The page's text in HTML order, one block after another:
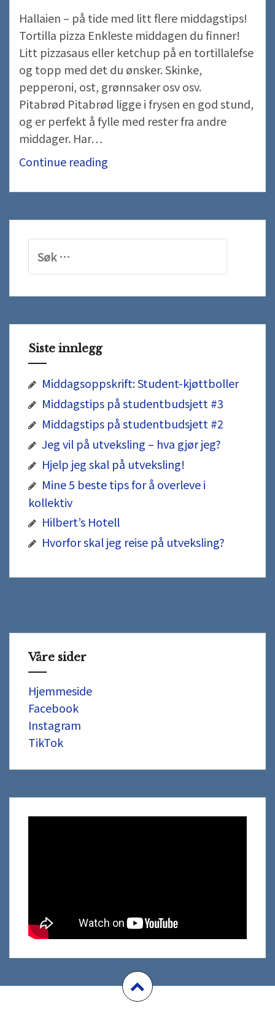
Hallaien – på tide med litt flere middagstips!
Tortilla pizza Enkleste middagen du finner!
Litt pizzasaus eller ketchup på en tortillalefse
og topp med det du ønsker. Skinke,
pepperoni, ost, grønnsaker osv osv.
Pitabrød Pitabrød ligge i frysen en god stund,
og er perfekt å fylle med rester fra andre
middager. Har…
Continue reading
studentbudsjett
etter:
Siste innlegg
Middagsoppskrift: Student-kjøttboller
Middagstips på studentbudsjett #3
Middagstips på studentbudsjett #2
Jeg vil på utveksling – hva gjør jeg?
Hjelp jeg skal på utveksling!
Mine 5 beste tips for å overleve i
kollektiv
Hilbert’s Hotell
Hvorfor skal jeg reise på utveksling?
Våre sider
Hjemmeside
Facebook
Instagram
TikTok